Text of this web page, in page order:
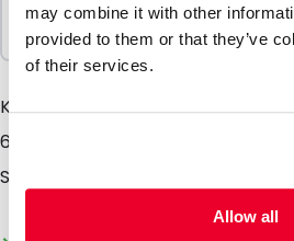
may combine it with other
provided to them or that they’ve
of their services.
Allow all
In Paketen verkauft
1 Einheiten
Kühlelemente für +4, -18, -21
600, 1.000, 2.000 oder 3.000 ml
Silverbag oder die BlueLine Boxen
Die Verpackung kann